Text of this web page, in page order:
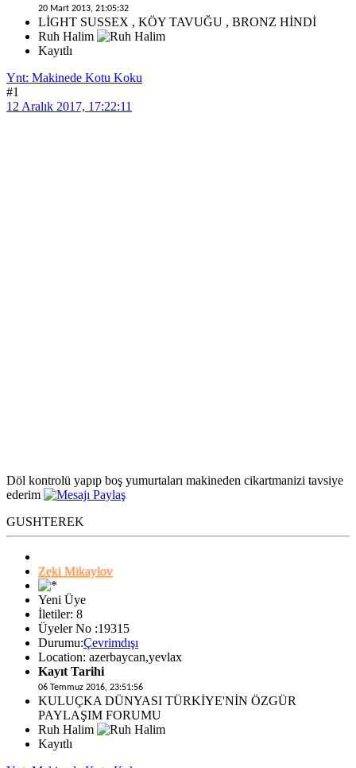
20 Mart 2013, 21:05:32
LİGHT SUSSEX , KÖY TAVUĞU , BRONZ HİNDİ
Ruh Halim
Kayıtlı
Ynt: Makinede Kotu Koku
#1
12 Aralık 2017, 17:22:11
Döl kontrolü yapıp boş yumurtaları makineden cikartmanizi tavsiye
ederim
GUSHTEREK
Zeki Mikaylov
Yeni Üye
İletiler: 8
Üyeler No :19315
Durumu:Çevrimdışı
Location: azerbaycan,yevlax
Kayıt Tarihi
06 Temmuz 2016, 23:51:56
KULUÇKA DÜNYASI TÜRKİYE'NİN ÖZGÜR
PAYLAŞIM FORUMU
Ruh Halim
Kayıtlı